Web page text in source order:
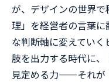
が、デザインの世界
理」を経営者の言葉
な判断軸に変えてい
肢を出力する時代に
見定める力——それが